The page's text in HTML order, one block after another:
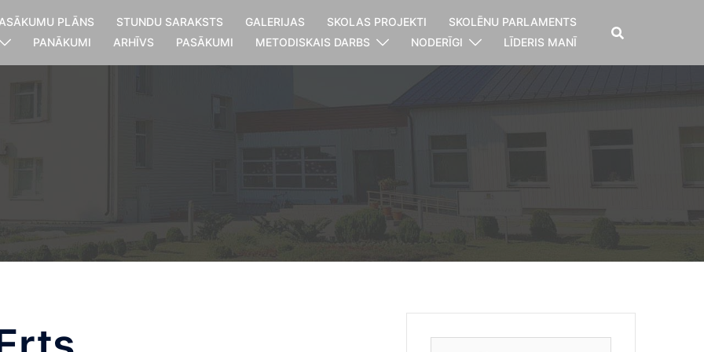
PLĀNS STUNDU SARAKSTS GALERIJAS SKOLAS PROJEKTI
SKOLĒNU PARLAMENTS
PANĀKUMI ARHĪVS PASĀKUMI METODISKAIS DARBS NODERĪGI LĪDERIS MANĪ